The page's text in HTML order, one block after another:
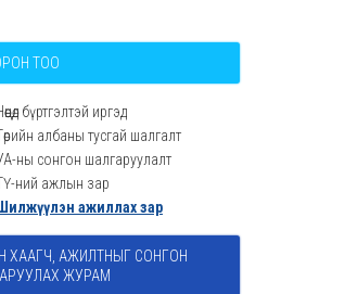
ТОО
бүртгэлтэй иргэд
албаны тусгай шалгалт
ны сонгон шалгаруулалт
ний ажлын зар
Шилжүүлэн ажиллах зар
ХААГЧ, АЖИЛТНЫГ СОНГОН
ЖУРАМ